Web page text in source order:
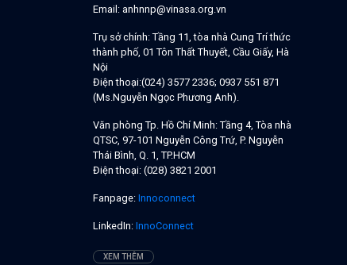
Email: anhnnp@vinasa.org.vn
Trụ sở chính: Tầng 11, tòa nhà Cung Trí thức
thành phố, 01 Tôn Thất Thuyết, Cầu Giấy, Hà
Nội
Điện thoại:(024) 3577 2336; 0937 551 871
(Ms.Nguyễn Ngọc Phương Anh).
Văn phòng Tp. Hồ Chí Minh: Tầng 4, Tòa nhà
QTSC, 97-101 Nguyễn Công Trứ, P. Nguyễn
Thái Bình, Q. 1, TP.HCM
Điện thoại: (028) 3821 2001
Fanpage: Innoconnect
LinkedIn: InnoConnect
XEM THÊM